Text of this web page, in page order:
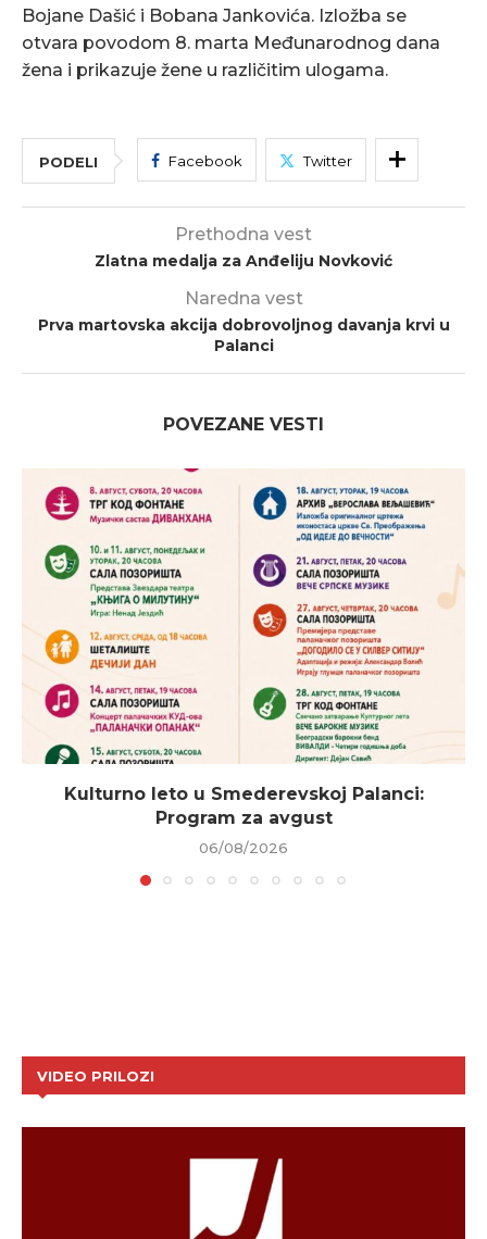
Bojane Dašić i Bobana Jankovića. Izložba se
otvara povodom 8. marta Međunarodnog dana
žena i prikazuje žene u različitim ulogama.
PODELI Facebook Twitter
Prethodna vest
Zlatna medalja za Anđeliju Novković
Naredna vest
Prva martovska akcija dobrovoljnog davanja krvi u
Palanci
POVEZANE VESTI
Kulturno leto u Smederevskoj Palanci:
Program za avgust
06/08/2026
VIDEO PRILOZI